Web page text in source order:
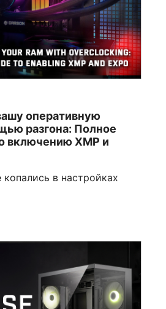
оперативную
разгона: Полное
включению XMP и
в настройках